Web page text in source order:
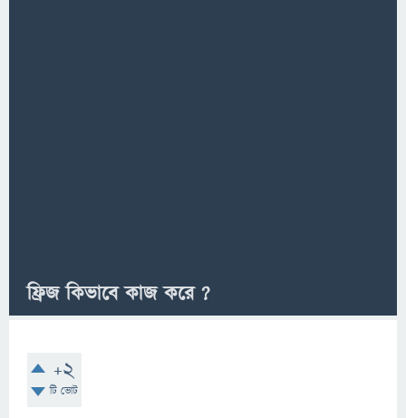
ফ্রিজ কিভাবে কাজ করে ?
+2
টি ভোট